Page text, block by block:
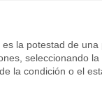
es la potestad de
seleccionando
la condición o el